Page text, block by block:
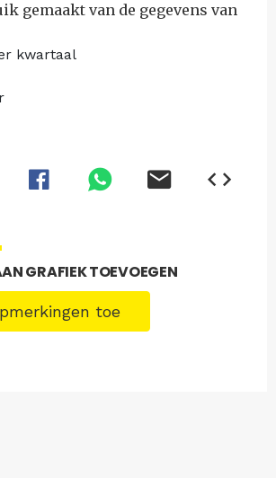
gemaakt van de gegevens van
kwartaal
GRAFIEK TOEVOEGEN
toe